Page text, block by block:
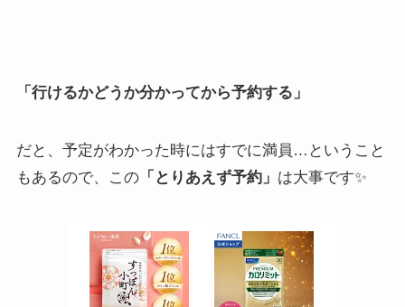
「行けるかどうか分かってから予約する」
だと、予定がわかった時にはすでに満員…ということ
もあるので、この「とりあえず予約」 は大事です✨